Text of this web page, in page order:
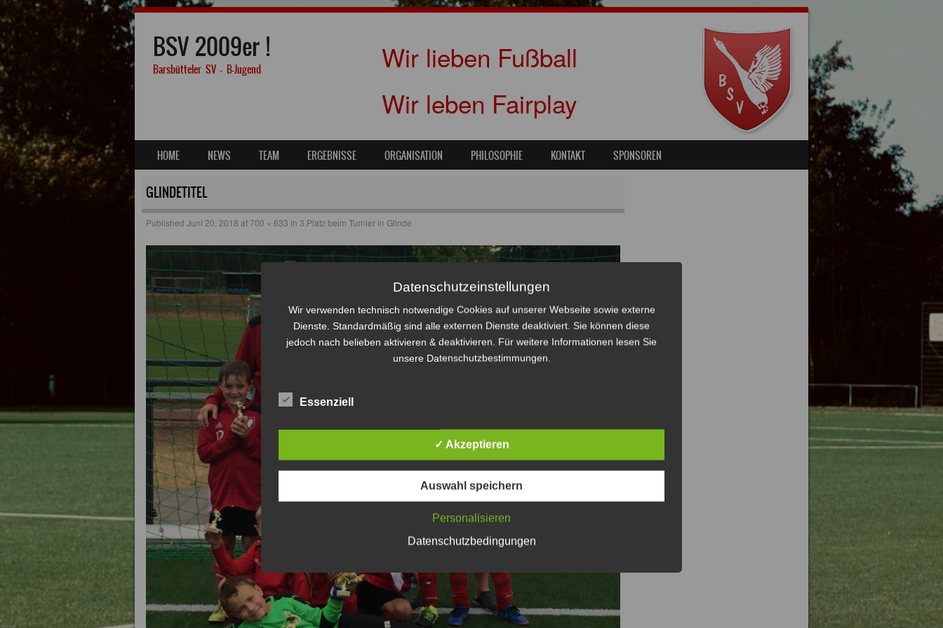
BSV 2009er !
Barsbütteler SV – B-Jugend
Wir lieben Fußball
Wir leben Fairplay
MENU
SKIP TO CONTENT
HOME NEWS TEAM ERGEBNISSE ORGANISATION PHILOSOPHIE KONTAKT SPONSOREN
GLINDETITEL
Published Juni 20, 2018 at700 × 633 in 3.Platz beim Turnier in Glinde
Datenschutzeinstellungen
Wir verwenden technisch notwendige Cookies auf unserer Webseite sowie externe
Dienste. Standardmäßig sind alle externen Dienste deaktiviert. Sie können diese
jedoch nach belieben aktivieren & deaktivieren. Für weitere Informationen lesen Sie
unsere Datenschutzbestimmungen.
Essenziell
✓ Akzeptieren
Auswahl speichern
Personalisieren
Datenschutzbedingungen